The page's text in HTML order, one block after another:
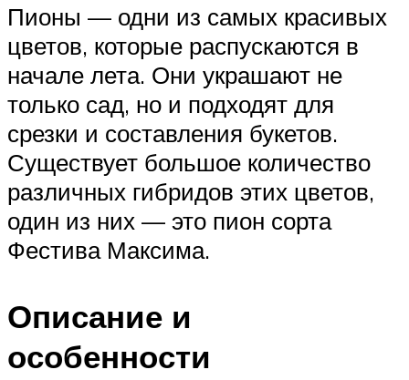
Пионы — одни из самых красивых
цветов, которые распускаются в
начале лета. Они украшают не
только сад, но и подходят для
срезки и составления букетов.
Существует большое количество
различных гибридов этих цветов,
один из них — это пион сорта
Фестива Максима.
Описание и
особенности